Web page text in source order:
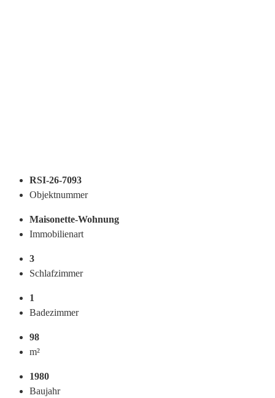
RSI-26-7093
Objektnummer
Maisonette-Wohnung
Immobilienart
3
Schlafzimmer
1
Badezimmer
98
m²
1980
Baujahr